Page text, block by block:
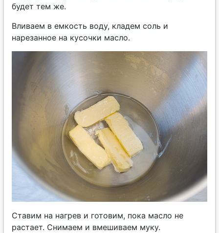
будет тем же.
Вливаем в емкость воду, кладем соль и
нарезанное на кусочки масло.
Ставим на нагрев и готовим, пока масло не
растает. Снимаем и вмешиваем муку.